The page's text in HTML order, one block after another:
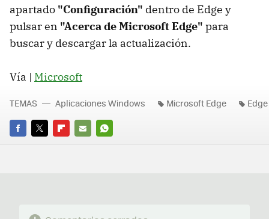
apartado "Configuración" dentro de Edge y
pulsar en "Acerca de Microsoft Edge" para
buscar y descargar la actualización.
Vía | Microsoft
FACEBOOK
TWITTERFLIPBOARD
E-
WHATSAPP
TEMAS Aplicaciones Windows Microsoft Edge